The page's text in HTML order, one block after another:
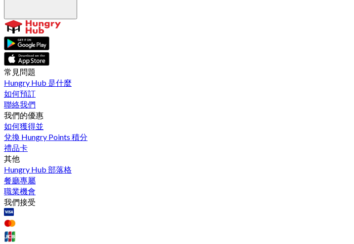
常見問題
Hungry Hub 是什麼
如何預訂
聯絡我們
我們的優惠
如何獲得並
兌換 Hungry Points 積分
禮品卡
其他
Hungry Hub 部落格
餐廳專屬
職業機會
我們接受